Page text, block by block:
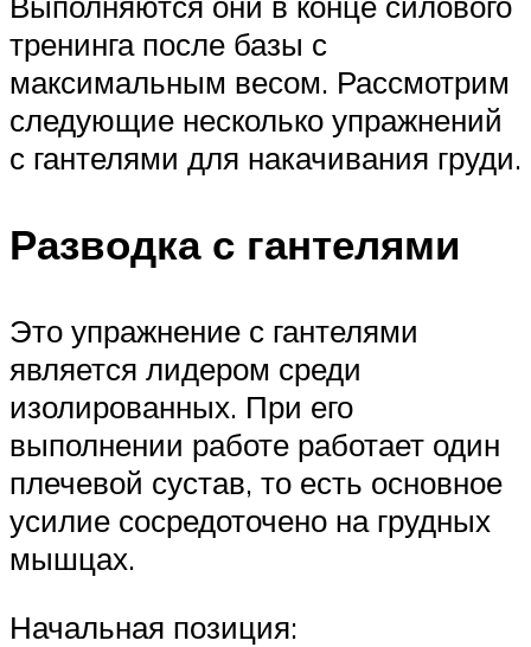
тренинга после базы с
максимальным весом. Рассмотрим
следующие несколько упражнений
с гантелями для накачивания груди.
Разводка с гантелями
Это упражнение с гантелями
является лидером среди
изолированных. При его
выполнении работе работает один
плечевой сустав, то есть основное
усилие сосредоточено на грудных
мышцах.
Начальная позиция: